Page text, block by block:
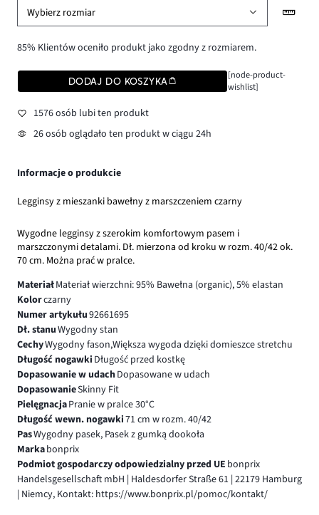
Wybierz rozmiar
85% Klientów oceniło produkt jako zgodny z rozmiarem.
DODAJ DO KOSZYKA
[node-product-
wishlist]
1576 osób lubi ten produkt
26 osób oglądało ten produkt w ciągu 24h
Informacje o produkcie
Legginsy z mieszanki bawełny z marszczeniem czarny
Wygodne legginsy z szerokim komfortowym pasem i
marszczonymi detalami. Dł. mierzona od kroku w rozm. 40/42 ok.
70 cm. Można prać w pralce.
MateriałMateriał wierzchni: 95% Bawełna (organic), 5% elastan
Kolorczarny
Numer artykułu92661695
Dł. stanuWygodny stan
CechyWygodny fason,Większa wygoda dzięki domieszce stretchu
Długość nogawki Długość przed kostkę
Dopasowanie w udachDopasowane w udach
DopasowanieSkinny Fit
PielęgnacjaPranie w pralce 30°C
Długość wewn. nogawki71 cm w rozm. 40/42
PasWygodny pasek, Pasek z gumką dookoła
Markabonprix
Podmiot gospodarczy odpowiedzialny przed UE bonprix
Handelsgesellschaft mbH | Haldesdorfer Straße 61 | 22179 Hamburg
| Niemcy, Kontakt: https://www.bonprix.pl/pomoc/kontakt/